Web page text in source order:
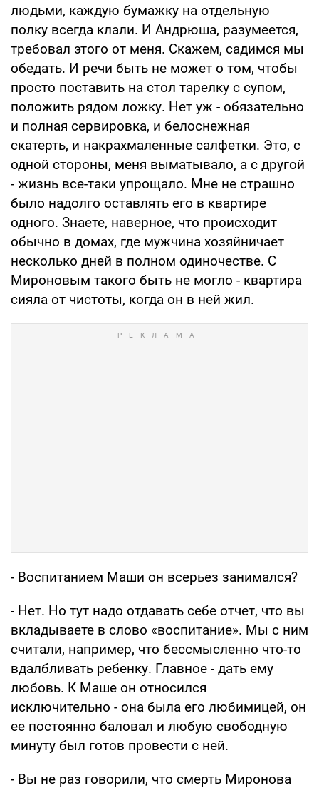
людьми, каждую бумажку на отдельную
полку всегда клали. И Андрюша, разумеется,
требовал этого от меня. Скажем, садимся мы
обедать. И речи быть не может о том, чтобы
просто поставить на стол тарелку с супом,
положить рядом ложку. Нет уж - обязательно
и полная сервировка, и белоснежная
скатерть, и накрахмаленные салфетки. Это, с
одной стороны, меня выматывало, а с другой
- жизнь все-таки упрощало. Мне не страшно
было надолго оставлять его в квартире
одного. Знаете, наверное, что происходит
обычно в домах, где мужчина хозяйничает
несколько дней в полном одиночестве. С
Мироновым такого быть не могло - квартира
сияла от чистоты, когда он в ней жил.
- Воспитанием Маши он всерьез занимался?
- Нет. Но тут надо отдавать себе отчет, что вы
вкладываете в слово «воспитание». Мы с ним
считали, например, что бессмысленно что-то
вдалбливать ребенку. Главное - дать ему
любовь. К Маше он относился
исключительно - она была его любимицей, он
ее постоянно баловал и любую свободную
минуту был готов провести с ней.
- Вы не раз говорили, что смерть Миронова